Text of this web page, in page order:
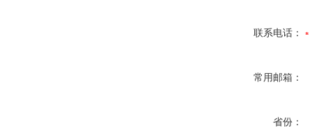
联系电话：
常用邮箱：
省份：